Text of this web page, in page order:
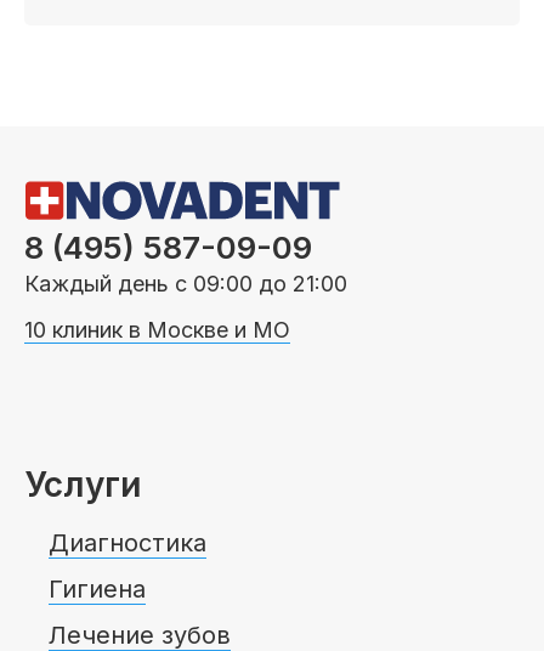
8 (495) 587-09-09
Каждый день с 09:00 до 21:00
10 клиник в Москве и МО
Услуги
Диагностика
Гигиена
Лечение зубов